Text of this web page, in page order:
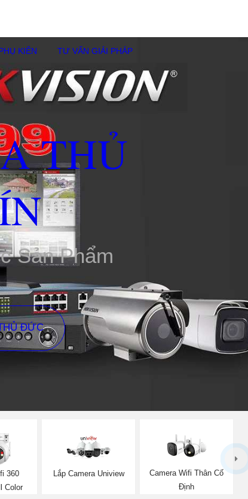
KIÊN TƯ VẤN GIẢI PHÁP
THỦ
Sản Phẩm
ĐỨC
360
Color
Lắp Camera Uniview
Camera Wifi Thân Cố
Định